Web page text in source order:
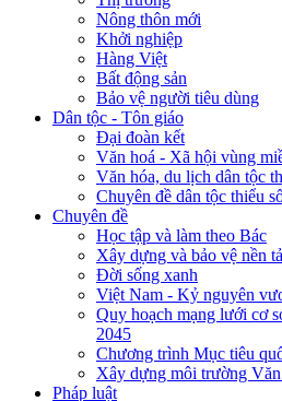
Nông thôn mới
Khởi nghiệp
Hàng Việt
Bất động sản
Bảo vệ người tiêu dùng
Dân tộc - Tôn giáo
Đại đoàn kết
Văn hoá - Xã hội vùng
Văn hóa, du lịch dân tộc
Chuyên đề dân tộc thiểu
Chuyên đề
Học tập và làm theo Bác
Xây dựng và bảo vệ nền
Đời sống xanh
Việt Nam - Kỷ nguyên
Quy hoạch mạng lưới cơ
2045
Chương trình Mục tiêu
Xây dựng môi trường Văn
Pháp luật